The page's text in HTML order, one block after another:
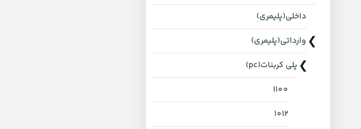
داخلی(پلیمری)
وارداتی(پلیمری)
پلی کربنات(pc)
1100
1012